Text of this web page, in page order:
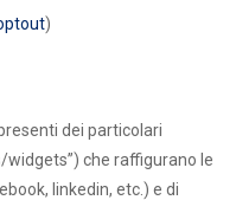
)
dei particolari
widgets”) che raffigurano le
linkedin, etc.) e di